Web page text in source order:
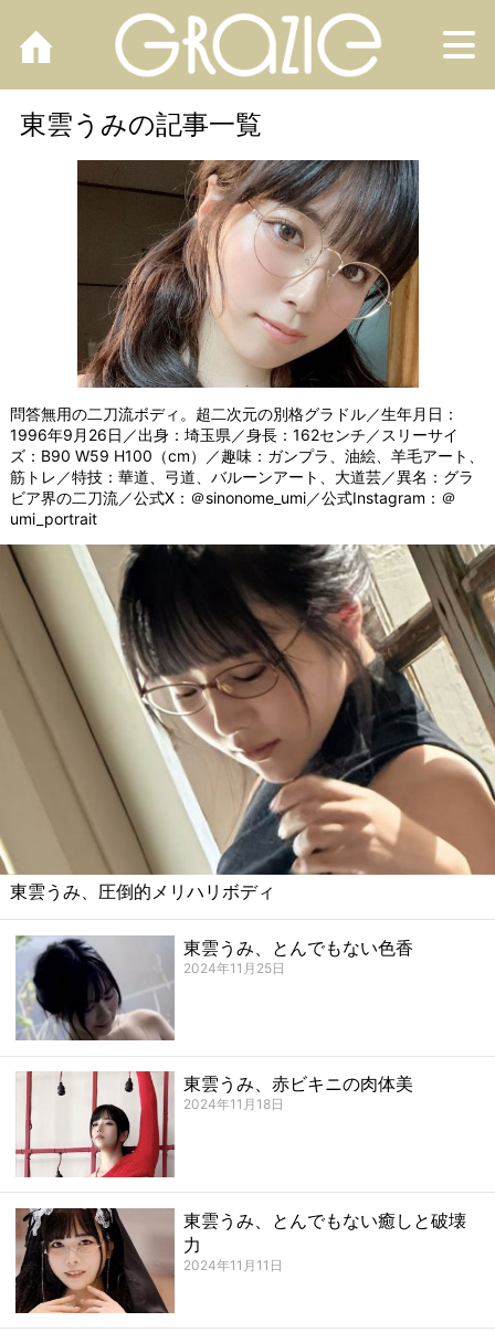
東雲うみの記事一覧
問答無用の二刀流ボディ。超二次元の別格グラドル／生年月日：
1996年9月26日／出身：埼玉県／​身長：162センチ／スリーサイ
ズ：B90 W59 H100（cm）／趣味：ガンプラ、油絵、羊毛アート、
筋トレ／特技：華道、弓道、バルーンアート、大道芸／異名：グラ
ビア界の二刀流／公式X： ＠sinonome_umi／公式Instagram： ＠
umi_portrait
東雲うみ、圧倒的メリハリボディ
東雲うみ、とんでもない色香
2024年11月25日
東雲うみ、赤ビキニの肉体美
2024年11月18日
東雲うみ、とんでもない癒しと破壊
力
2024年11月11日